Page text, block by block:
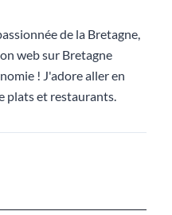
de la Bretagne,
web sur Bretagne
! J'adore aller en
plats et restaurants.